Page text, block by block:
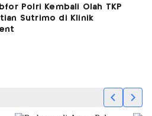
Polri Kembali Olah TKP
Sutrimo di Klinik